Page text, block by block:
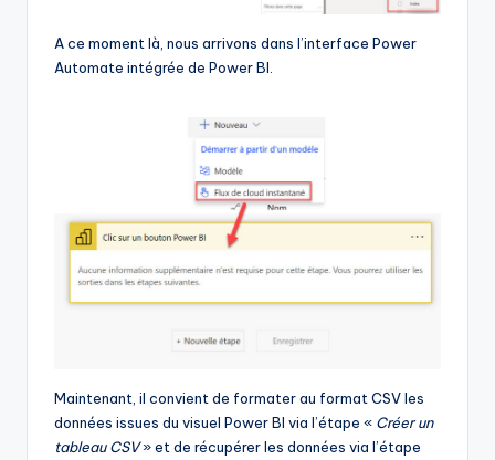
A ce moment là, nous arrivons dans l’interface Power
Automate intégrée de Power BI.
Maintenant, il convient de formater au format CSV les
données issues du visuel Power BI via l’étape « Créer un
tableau CSV» et de récupérer les données via l’étape